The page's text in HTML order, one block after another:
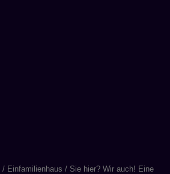
/ Einfamilienhaus / Sie hier? Wir auch! Eine